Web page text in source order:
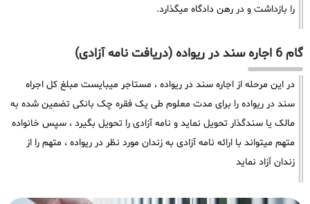
را بازداشت و در رهن دادگاه میگذارد.
گام 6 اجاره سند در ریواده (دریافت نامه آزادی)
در این مرحله از اجاره سند در ریواده ، مستاجر میبایست مبلغ کل اجراه
سند در ریواده را برای مدت معلوم طی یک فقره چک بانکی تضمین شده به
مالک یا سندگذار تحویل نماید و نامه آزادی را تحویل بگیرد ، سپس خانواده
متهم میتواند با ارائه نامه آزادی به زندان مورد نظر در ریواده ، متهم را از
زندان آزاد نماید